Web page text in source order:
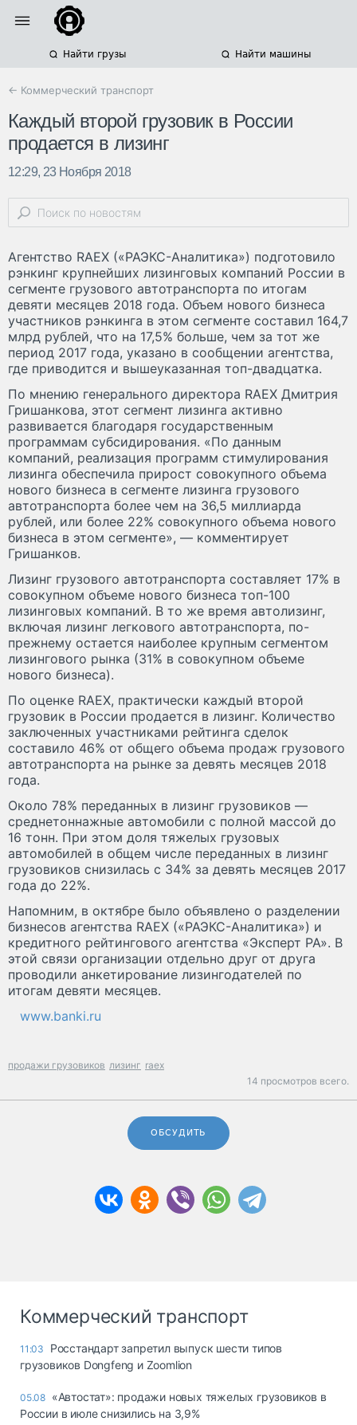
Найти грузы Найти машины
← Коммерческий транспорт
Каждый второй грузовик в России
продается в лизинг
12:29, 23 Ноября 2018
Агентство RAEX («РАЭКС-Аналитика») подготовило
рэнкинг крупнейших лизинговых компаний России в
сегменте грузового автотранспорта по итогам
девяти месяцев 2018 года. Объем нового бизнеса
участников рэнкинга в этом сегменте составил 164,7
млрд рублей, что на 17,5% больше, чем за тот же
период 2017 года, указано в сообщении агентства,
где приводится и вышеуказанная топ-двадцатка.
По мнению генерального директора RAEX Дмитрия
Гришанкова, этот сегмент лизинга активно
развивается благодаря государственным
программам субсидирования. «По данным
компаний, реализация программ стимулирования
лизинга обеспечила прирост совокупного объема
нового бизнеса в сегменте лизинга грузового
автотранспорта более чем на 36,5 миллиарда
рублей, или более 22% совокупного объема нового
бизнеса в этом сегменте», — комментирует
Гришанков.
Лизинг грузового автотранспорта составляет 17% в
совокупном объеме нового бизнеса топ-100
лизинговых компаний. В то же время автолизинг,
включая лизинг легкового автотранспорта, по-
прежнему остается наиболее крупным сегментом
лизингового рынка (31% в совокупном объеме
нового бизнеса).
По оценке RAEX, практически каждый второй
грузовик в России продается в лизинг. Количество
заключенных участниками рейтинга сделок
составило 46% от общего объема продаж грузового
автотранспорта на рынке за девять месяцев 2018
года.
Около 78% переданных в лизинг грузовиков —
среднетоннажные автомобили с полной массой до
16 тонн. При этом доля тяжелых грузовых
автомобилей в общем числе переданных в лизинг
грузовиков снизилась с 34% за девять месяцев 2017
года до 22%.
Напомним, в октябре было объявлено о разделении
бизнесов агентства RAEX («РАЭКС-Аналитика») и
кредитного рейтингового агентства «Эксперт РА». В
этой связи организации отдельно друг от друга
проводили анкетирование лизингодателей по
итогам девяти месяцев.
www.banki.ru
продажи грузовиков лизинг raex
14 просмотров всего.
ОБСУДИТЬ
Коммерческий транспорт
11:03
Росстандарт запретил выпуск шести типов
грузовиков Dongfeng и Zoomlion
05.08 «Автостат»: продажи новых тяжелых грузовиков в
России в июле снизились на 3,9%